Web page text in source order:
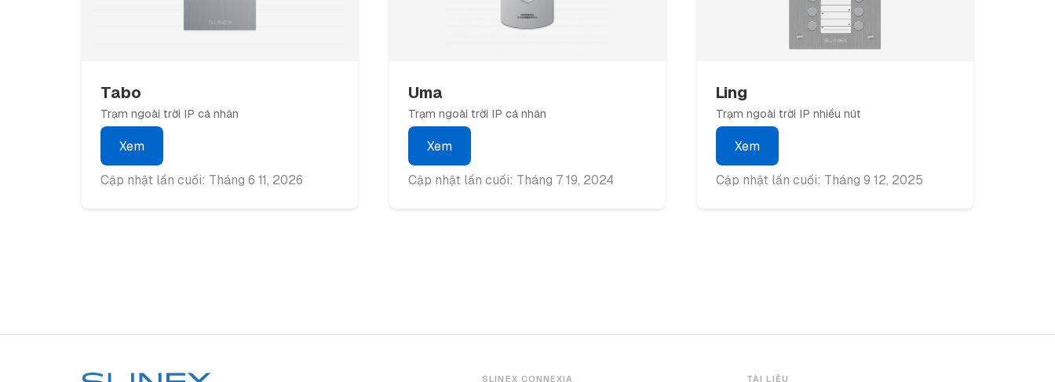
Tabo
Trạm ngoài trời IP cá nhân
Xem
Cập nhật lần cuối: Tháng 6 11, 2026
Uma
Trạm ngoài trời IP cá nhân
Xem
Cập nhật lần cuối: Tháng 7 19, 2024
Ling
Trạm ngoài trời IP nhiều nút
Xem
Cập nhật lần cuối: Tháng 9 12, 2025
SLINEX CONNEXIA TÀI LIỆU